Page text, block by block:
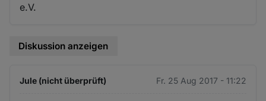
e.V.
Diskussion anzeigen
Jule (nicht überprüft) Fr. 25 Aug 2017 - 11:22